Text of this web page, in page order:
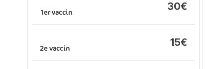
1er vaccin 30€
2e vaccin 15€